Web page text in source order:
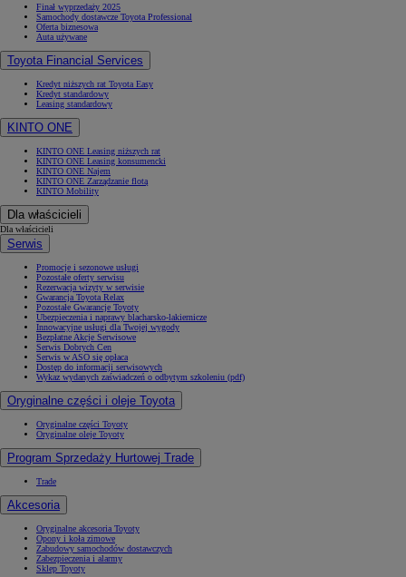
Finał wyprzedaży 2025
Samochody dostawcze Toyota Professional
Oferta biznesowa
Auta używane
Toyota Financial Services
Kredyt niższych rat Toyota Easy
Kredyt standardowy
Leasing standardowy
KINTO ONE
KINTO ONE Leasing niższych rat
KINTO ONE Leasing konsumencki
KINTO ONE Najem
KINTO ONE Zarządzanie flotą
KINTO Mobility
Dla właścicieli
Dla właścicieli
Serwis
Promocje i sezonowe usługi
Pozostałe oferty serwisu
Rezerwacja wizyty w serwisie
Gwarancja Toyota Relax
Pozostałe Gwarancje Toyoty
Ubezpieczenia i naprawy blacharsko-lakiernicze
Innowacyjne usługi dla Twojej wygody
Bezpłatne Akcje Serwisowe
Serwis Dobrych Cen
Serwis w ASO się opłaca
Dostęp do informacji serwisowych
Wykaz wydanych zaświadczeń o odbytym szkoleniu (pdf)
Oryginalne części i oleje Toyota
Oryginalne części Toyoty
Oryginalne oleje Toyoty
Program Sprzedaży Hurtowej Trade
Trade
Akcesoria
Oryginalne akcesoria Toyoty
Opony i koła zimowe
Zabudowy samochodów dostawczych
Zabezpieczenia i alarmy
Sklep Toyoty